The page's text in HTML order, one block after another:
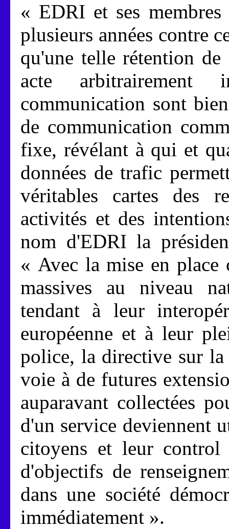
« EDRI et ses membres
plusieurs années contre
qu'une telle rétention de
acte
communication sont
de communication
fixe, révélant à qui et
données de trafic
véritables cartes des
activités et des
nom d'EDRI la
« Avec la mise en place
massives au niveau
tendant à leur
européenne et à leur
police, la directive sur la
voie à de futures
auparavant collectées
d'un service deviennent
citoyens et leur
d'objectifs de
dans une société
immédiatement ».